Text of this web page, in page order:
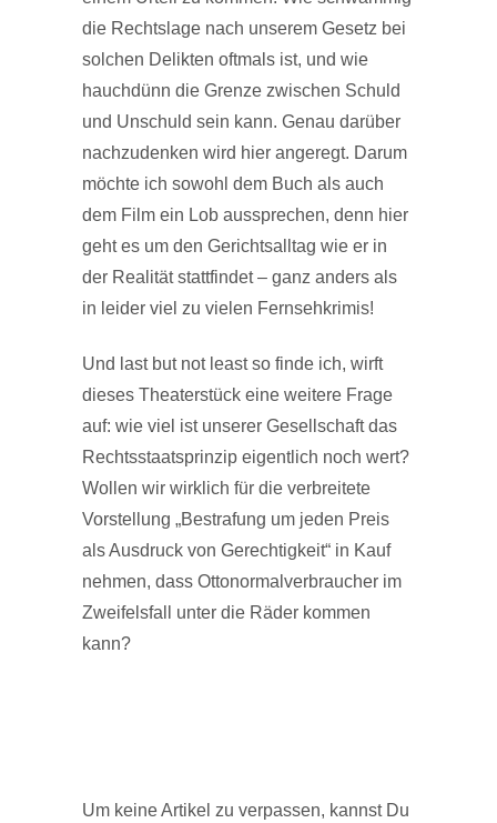
die Rechtslage nach unserem Gesetz bei
solchen Delikten oftmals ist, und wie
hauchdünn die Grenze zwischen Schuld
und Unschuld sein kann. Genau darüber
nachzudenken wird hier angeregt. Darum
möchte ich sowohl dem Buch als auch
dem Film ein Lob aussprechen, denn hier
geht es um den Gerichtsalltag wie er in
der Realität stattfindet – ganz anders als
in leider viel zu vielen Fernsehkrimis!
Und last but not least so finde ich, wirft
dieses Theaterstück eine weitere Frage
auf: wie viel ist unserer Gesellschaft das
Rechtsstaatsprinzip eigentlich noch wert?
Wollen wir wirklich für die verbreitete
Vorstellung „Bestrafung um jeden Preis
als Ausdruck von Gerechtigkeit“ in Kauf
nehmen, dass Ottonormalverbraucher im
Zweifelsfall unter die Räder kommen
kann?
Um keine Artikel zu verpassen, kannst Du